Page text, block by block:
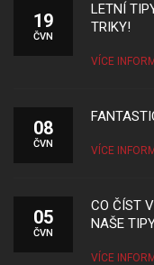
19
ČVN
LETNÍ
TRIKY!
VÍCE
08
ČVN
VÍCE
05
ČVN
CO ČÍST
NAŠE
VÍCE